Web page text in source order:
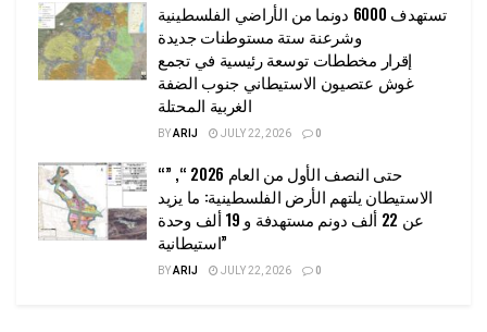
تستهدف 6000 دونما من الأراضي الفلسطينية
وشرعنة ستة مستوطنات جديدة
إقرار مخططات توسعة رئيسية في تجمع
غوش عتصيون الاستيطاني جنوب الضفة
الغربية المحتلة
BYARIJ JULY 22, 2026 0
“حتى النصف الأول من العام 2026 “, ”
الاستيطان يلتهم الأرض الفلسطينية: ما يزيد
عن 22 ألف دونم مستهدفة و 19 ألف وحدة
استيطانية”
BYARIJ JULY 22, 2026 0